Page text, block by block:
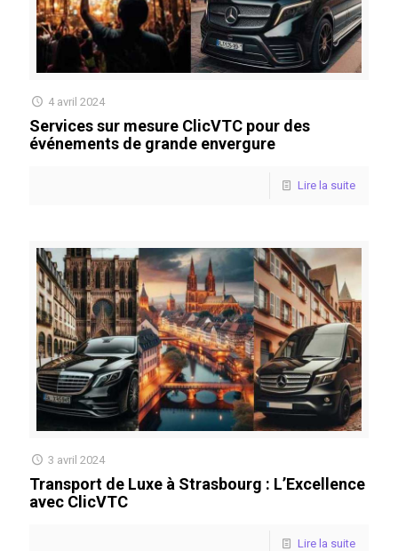
4 avril 2024
Services sur mesure ClicVTC pour des
événements de grande envergure
Lire la suite
3 avril 2024
Transport de Luxe à Strasbourg : L’Excellence
avec ClicVTC
Lire la suite